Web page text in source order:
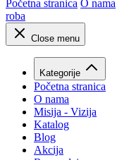
Početna stranica O nama
roba
Close menu
Kategorije
Početna stranica
O nama
Misija - Vizija
Katalog
Blog
Akcija